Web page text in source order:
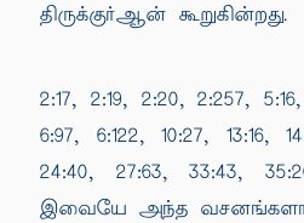
திருக்குர்ஆன் கூறுகின்றது.
2:17, 2:19, 2:20, 2:257,
6:97, 6:122, 10:27, 13:16,
24:40, 27:63, 33:43,
இவையே அந்த